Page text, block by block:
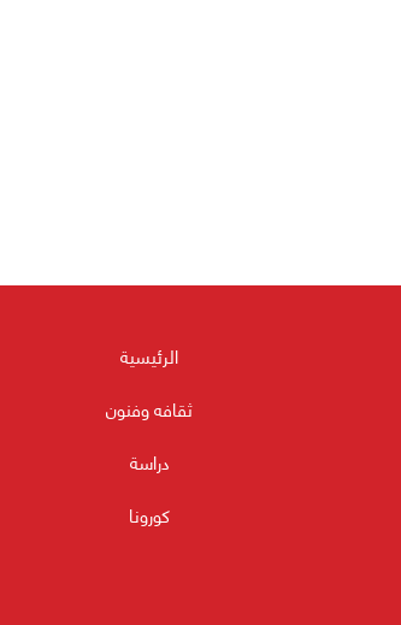
الرئيسية
ثقافه وفنون
دراسة
كورونا